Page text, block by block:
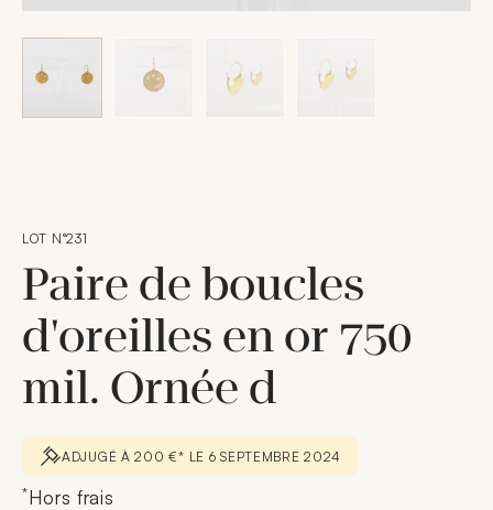
LOT N°231
Paire de boucles
d'oreilles en or 750
mil. Ornée d
ADJUGÉ À 200 €* LE 6 SEPTEMBRE 2024
*Hors frais